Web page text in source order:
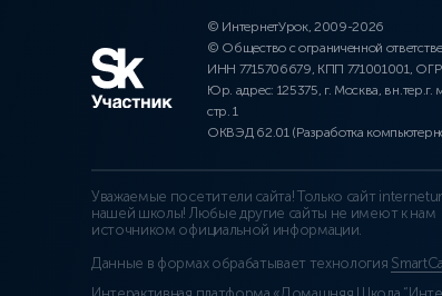
© ИнтернетУрок, 2009-2026
© Общество с ограниченной
ИНН 7715706679, КПП 771001001,
Юр. адрес: 125375, г. Москва, вн.тер.г.
стр. 1
ОКВЭД 62.01 (Разработка
Уважаемые посетители сайта! Только сайт
нашей школы! Любые другие сайты не имеют к
источником официальной информации.
Данные в формах обрабатывает технология